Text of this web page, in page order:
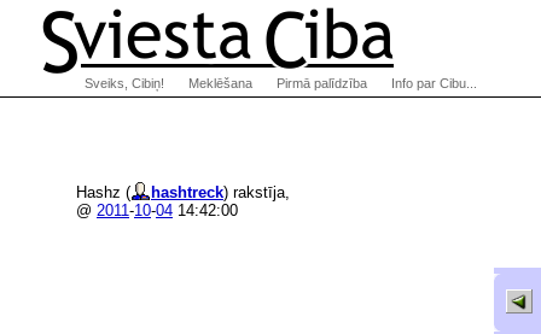
Hashz ( hashtreck) rakstīja,
@ 2011-10-04 14:42:00
Sveiks, Cibiņ! Meklēšana Pirmā palīdzība Info par Cibu...